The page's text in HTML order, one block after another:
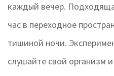
каждый вечер.
час в переходное
тишиной ночи.
слушайте свой организм